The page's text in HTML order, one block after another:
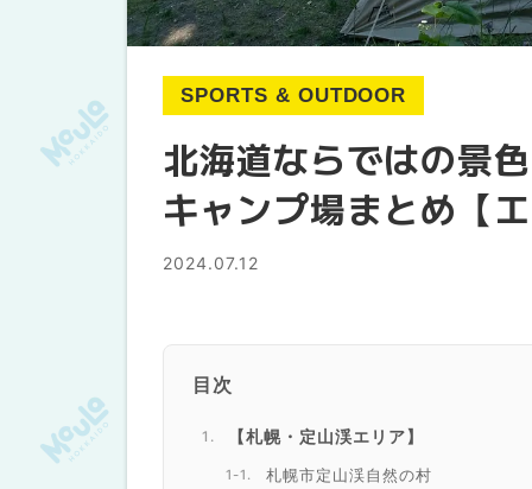
SPORTS & OUTDOOR
北海道ならではの景
キャンプ場まとめ【エ
2024.07.12
目次
【札幌・定山渓エリア】
札幌市定山渓自然の村